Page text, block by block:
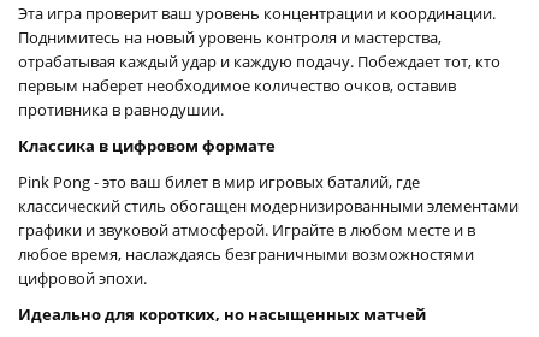
Эта игра проверит ваш уровень концентрации и координации.
Поднимитесь на новый уровень контроля и мастерства,
отрабатывая каждый удар и каждую подачу. Побеждает тот, кто
первым наберет необходимое количество очков, оставив
противника в равнодушии.
Классика в цифровом формате
Pink Pong - это ваш билет в мир игровых баталий, где
классический стиль обогащен модернизированными элементами
графики и звуковой атмосферой. Играйте в любом месте и в
любое время, наслаждаясь безграничными возможностями
цифровой эпохи.
Идеально для коротких, но насыщенных матчей